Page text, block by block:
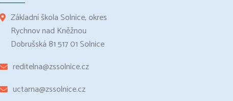
Základní škola Solnice, okres
Rychnov nad Kněžnou
Dobrušská 81 517 01 Solnice
reditelna@zssolnice.cz
uctarna@zssolnice.cz